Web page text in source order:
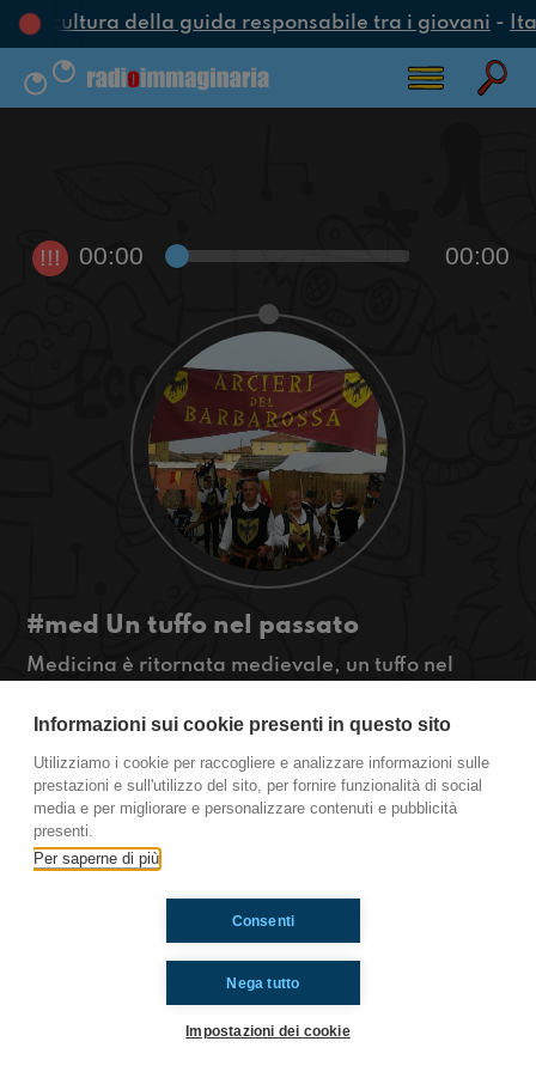
cultura della guida responsabile tra i giovani-
!!! 00:00 00:00
#med Un tuffo nel passato
Medicina è ritornata medievale, un tuffo nel
nome di "Barbarossa" e noi vi spiegheremo
Ascoltate anche il resto per scoprire altre
curiosità!
Ti è piaciuto? Condividilo!
Informazioni sui cookie presenti in questo sito
Utilizziamo i cookie per raccogliere e analizzare informazioni sulle
prestazioni e sull'utilizzo del sito, per fornire funzionalità di social
media e per migliorare e personalizzare contenuti e pubblicità
presenti.
Per saperne di più
Nega tutto
Consenti
Impostazioni dei cookie